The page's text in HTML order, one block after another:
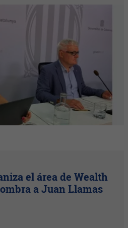
el área de Wealth
a Juan Llamas